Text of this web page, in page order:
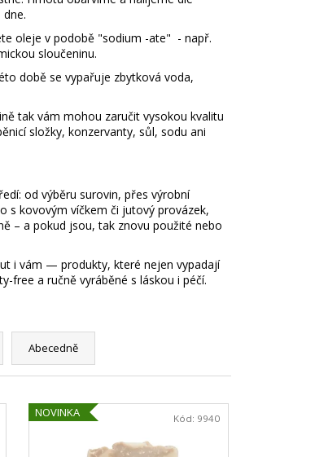
oleje v podobě "sodium -ate" - např.
sloučeninu.
době se vypařuje zbytková voda,
tak vám mohou zaručit vysokou kvalitu
složky, konzervanty, sůl, sodu ani
od výběru surovin, přes výrobní
s kovovým víčkem či jutový provázek,
– a pokud jsou, tak znovu použité nebo
i vám — produkty, které nejen vypadají
free a ručně vyráběné s láskou i péčí.
Abecedně
NOVINKA Kód: 9940